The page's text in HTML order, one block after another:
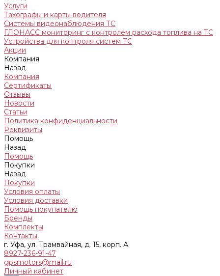
Услуги
Тахографы и карты водителя
Системы видеонаблюдения ТС
ГЛОНАСС мониторинг c контролем расхода топлива на ТС
Устройства для контроля систем ТС
Акции
Компания
Назад
Компания
Сертификаты
Отзывы
Новости
Статьи
Политика конфиденциальности
Реквизиты
Помощь
Назад
Помощь
Покупки
Назад
Покупки
Условия оплаты
Условия доставки
Помощь покупателю
Бренды
Комплекты
Контакты
г. Уфа, ул. Трамвайная, д. 15, корп. А.
8927-236-91-47
gpsmotors@mail.ru
Личный кабинет